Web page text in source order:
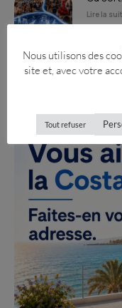
Lire la
Nous utilisons des
site et, avec votre
Tout refuser